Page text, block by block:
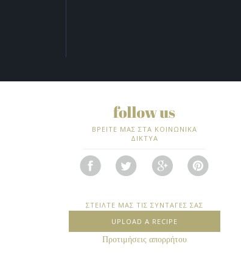
ΒΡΕΙΤΕ ΜΑΣ ΣΤΑ ΚΟΙΝΩΝΙΚΑ
ΔΙΚΤΥΑ
ΣΤΕΙΛΤΕ ΜΑΣ ΤΙΣ ΣΥΝΤΑΓΕΣ ΣΑΣ
UPLOAD A RECIPE
Προτιμήσεις απορρήτου